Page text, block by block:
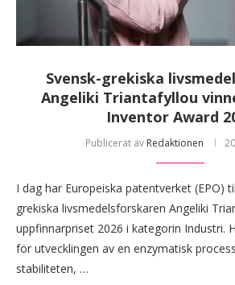
Svensk-grekiska
Angeliki Triantafyllou
Inventor Award
Publicerat av Redaktionen
I dag har Europeiska patentverket (EPO)
grekiska livsmedelsforskaren Angeliki
uppfinnarpriset 2026 i kategorin Industri.
för utvecklingen av en enzymatisk
stabiliteten, …